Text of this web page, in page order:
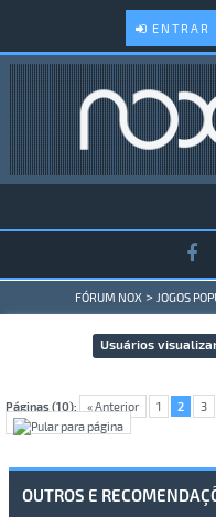
ENTRAR
FÓRUM NOX > JOGOS
Usuários
Páginas (10): « Anterior 1 2 3
OUTROS E